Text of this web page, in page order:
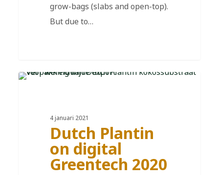
grow-bags (slabs and open-top).
But due to…
4 januari 2021
Dutch Plantin
on digital
Greentech 2020